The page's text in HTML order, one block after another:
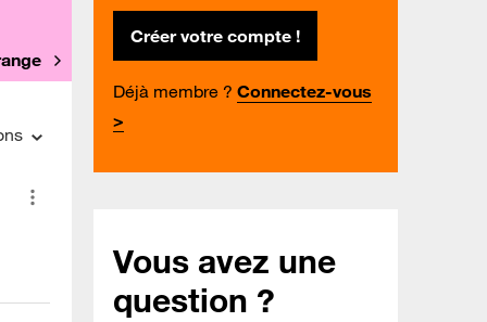
Créer votre compte !
Déjà membre ? Connectez-vous
>
Vous avez une
question ?